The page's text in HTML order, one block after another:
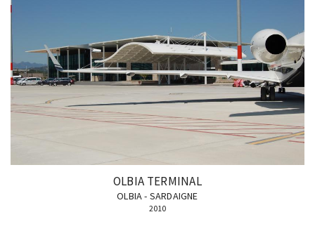
OLBIA TERMINAL
OLBIA - SARDAIGNE
2010